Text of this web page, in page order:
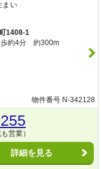
まい
1408-1
歩約4分 約300m
物件番号 N-342128
営業）
詳細を見る